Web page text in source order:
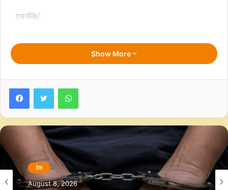
एसजीके/
a
e
b
k
h
t
s
A
p
p
w
i
t
t
r
o
L
i
h
e
Show More
FacebookTwitter WhatsApp
देश
August 8, 2026